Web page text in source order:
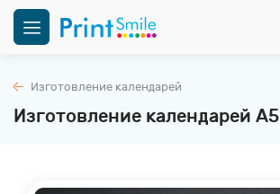
Изготовление календарей
Изготовление календарей А5